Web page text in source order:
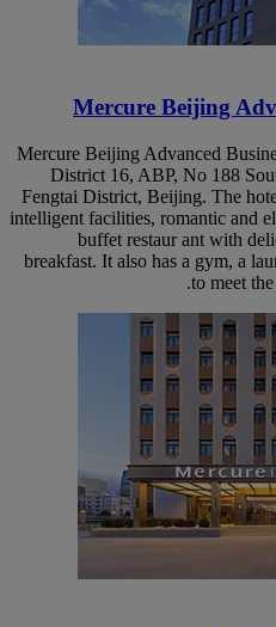
Mercure Beijing
Mercure Beijing Advanced
District 16, ABP, No 188
Fengtai District, Beijing. The
intelligent facilities, romantic and
buffet restaur ant with
breakfast. It also has a gym, a
to meet